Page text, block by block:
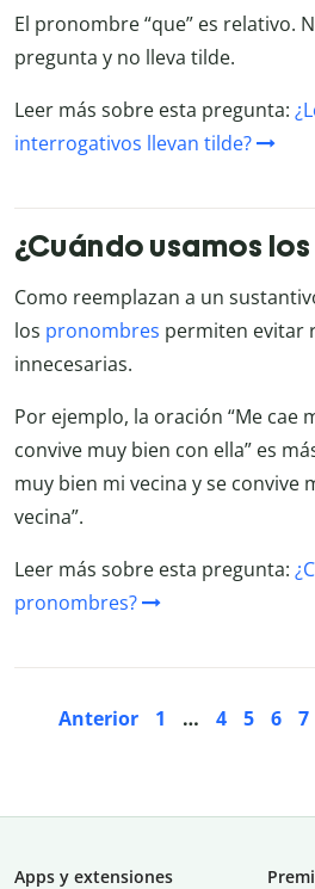
El pronombre “que” es relativo.
pregunta y no lleva tilde.
Leer más sobre esta pregunta:
interrogativos llevan tilde?
¿Cuándo usamos
Como reemplazan a un
los pronombres permiten evitar
innecesarias.
Por ejemplo, la oración “Me cae
convive muy bien con ella” es
muy bien mi vecina y se convive
vecina”.
Leer más sobre esta pregunta:
pronombres?
Anterior 1 … 4 5 6 7
Apps y extensiones